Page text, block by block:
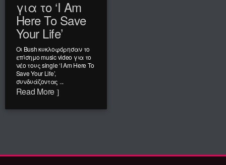
για το ‘I Am
Here To Save
Your Life’
Οι Bush κυκλοφόρησαν το
επίσημο music video για το
νέο τους single ‘I Am Here To
Save Your Life’,
συνδυάζοντας ...
Read More